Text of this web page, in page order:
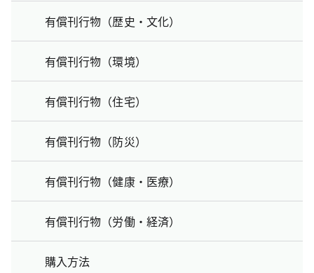
有償刊行物（歴史・文化）
有償刊行物（環境）
有償刊行物（住宅）
有償刊行物（防災）
有償刊行物（健康・医療）
有償刊行物（労働・経済）
購入方法